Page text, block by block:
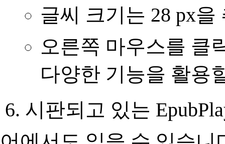
글씨 크기는 28 px
오른쪽 마우스를 클
다양한 기능을 활용
6. 시판되고 있는